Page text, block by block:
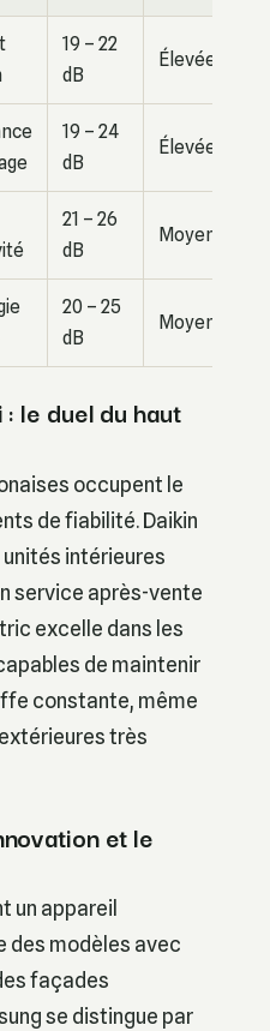
19 – 22
dB
Élevée
19 – 24
dB
Élevée
21 – 26
dB
Moyenne
20 – 25
dB
Moyenne
le duel du haut
occupent le
de fiabilité. Daikin
intérieures
service après-vente
excelle dans les
de maintenir
constante, même
très
et le
un appareil
des modèles avec
façades
se distingue par